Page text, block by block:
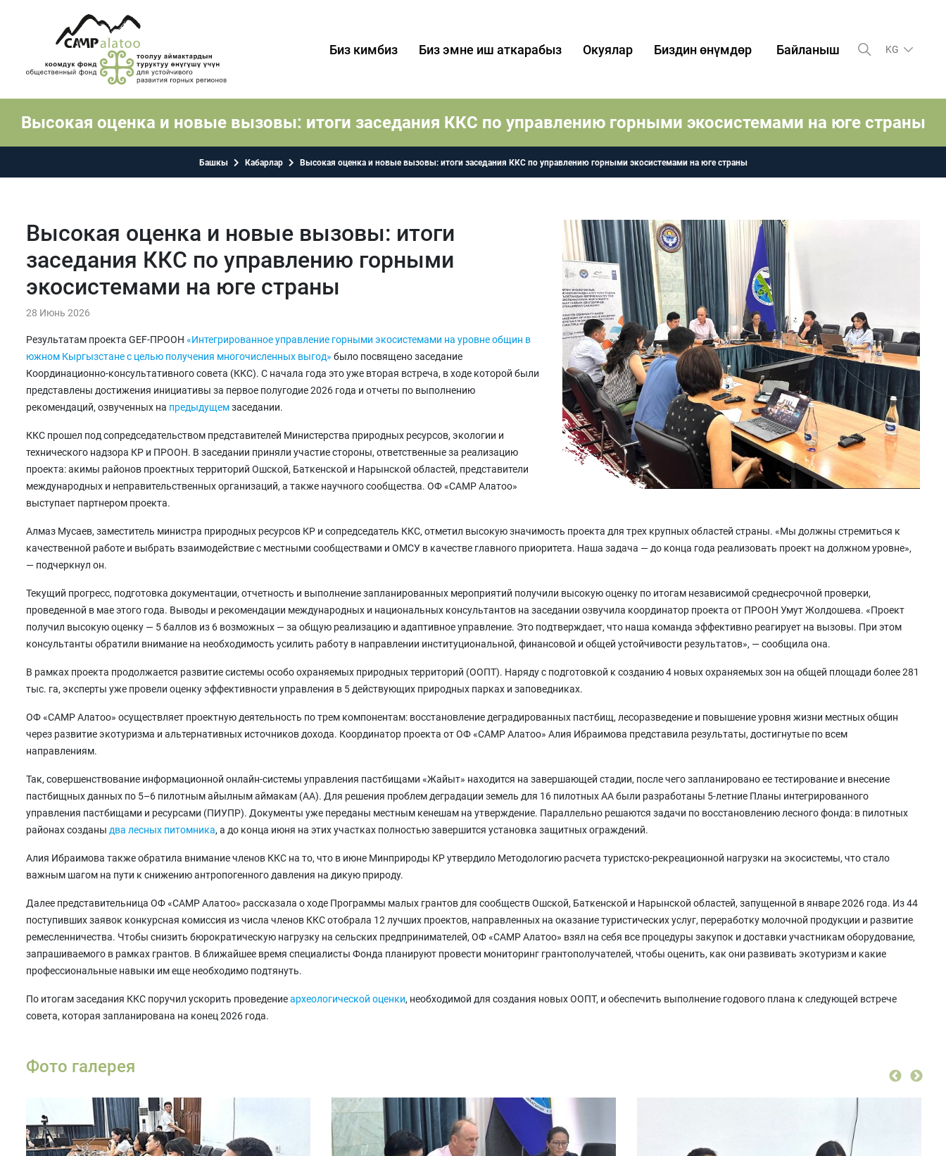
Биз кимбиз Биз эмне иш аткарабыз Окуялар Биздин өнүмдөр Байланыш KG
Высокая оценка и новые вызовы: итоги заседания ККС по управлению горными экосистемами на юге страны
Башкы Кабарлар Высокая оценка и новые вызовы: итоги заседания ККС по управлению горными экосистемами на юге страны
Высокая оценка и новые вызовы: итоги
заседания ККС по управлению горными
экосистемами на юге страны
28 Июнь 2026
Результатам проекта GEF-ПРООН «Интегрированное управление горными экосистемами на уровне общин в
южном Кыргызстане с целью получения многочисленных выгод» было посвящено заседание
Координационно-консультативного совета (ККС). С начала года это уже вторая встреча, в ходе которой были
представлены достижения инициативы за первое полугодие 2026 года и отчеты по выполнению
рекомендаций, озвученных на предыдущемзаседании.
ККС прошел под сопредседательством представителей Министерства природных ресурсов, экологии и
технического надзора КР и ПРООН. В заседании приняли участие стороны, ответственные за реализацию
проекта: акимы районов проектных территорий Ошской, Баткенской и Нарынской областей, представители
международных и неправительственных организаций, а также научного сообщества. ОФ «САМР Алатоо»
выступает партнером проекта.
Алмаз Мусаев, заместитель министра природных ресурсов КР и сопредседатель ККС, отметил высокую значимость проекта для трех крупных областей страны. «Мы должны стремиться к
качественной работе и выбрать взаимодействие с местными сообществами и ОМСУ в качестве главного приоритета. Наша задача — до конца года реализовать проект на должном уровне»,
— подчеркнул он.
Текущий прогресс, подготовка документации, отчетность и выполнение запланированных мероприятий получили высокую оценку по итогам независимой среднесрочной проверки,
проведенной в мае этого года. Выводы и рекомендации международных и национальных консультантов на заседании озвучила координатор проекта от ПРООН Умут Жолдошева. «Проект
получил высокую оценку — 5 баллов из 6 возможных — за общую реализацию и адаптивное управление. Это подтверждает, что наша команда эффективно реагирует на вызовы. При этом
консультанты обратили внимание на необходимость усилить работу в направлении институциональной, финансовой и общей устойчивости результатов», — сообщила она.
В рамках проекта продолжается развитие системы особо охраняемых природных территорий (ООПТ). Наряду с подготовкой к созданию 4 новых охраняемых зон на общей площади более 281
тыс. га, эксперты уже провели оценку эффективности управления в 5 действующих природных парках и заповедниках.
ОФ «САМР Алатоо» осуществляет проектную деятельность по трем компонентам: восстановление деградированных пастбищ, лесоразведение и повышение уровня жизни местных общин
через развитие экотуризма и альтернативных источников дохода. Координатор проекта от ОФ «САМР Алатоо» Алия Ибраимова представила результаты, достигнутые по всем
направлениям.
Так, совершенствование информационной онлайн-системы управления пастбищами «Жайыт» находится на завершающей стадии, после чего запланировано ее тестирование и внесение
пастбищных данных по 5–6 пилотным айылным аймакам (АА). Для решения проблем деградации земель для 16 пилотных АА были разработаны 5-летние Планы интегрированного
управления пастбищами и ресурсами (ПИУПР). Документы уже переданы местным кенешам на утверждение. Параллельно решаются задачи по восстановлению лесного фонда: в пилотных
районах созданы два лесных питомника, а до конца июня на этих участках полностью завершится установка защитных ограждений.
Алия Ибраимова также обратила внимание членов ККС на то, что в июне Минприроды КР утвердило Методологию расчета туристско-рекреационной нагрузки на экосистемы, что стало
важным шагом на пути к снижению антропогенного давления на дикую природу.
Далее представительница ОФ «САМР Алатоо» рассказала о ходе Программы малых грантов для сообществ Ошской, Баткенской и Нарынской областей, запущенной в январе 2026 года. Из 44
поступивших заявок конкурсная комиссия из числа членов ККС отобрала 12 лучших проектов, направленных на оказание туристических услуг, переработку молочной продукции и развитие
ремесленничества. Чтобы снизить бюрократическую нагрузку на сельских предпринимателей, ОФ «САМР Алатоо» взял на себя все процедуры закупок и доставки участникам оборудование,
запрашиваемого в рамках грантов. В ближайшее время специалисты Фонда планируют провести мониторинг грантополучателей, чтобы оценить, как они развивать экотуризм и какие
профессиональные навыки им еще необходимо подтянуть.
По итогам заседания ККС поручил ускорить проведениеархеологической оценки, необходимой для создания новых ООПТ, и обеспечить выполнение годового плана к следующей встрече
совета, которая запланирована на конец 2026 года.
Фото галерея